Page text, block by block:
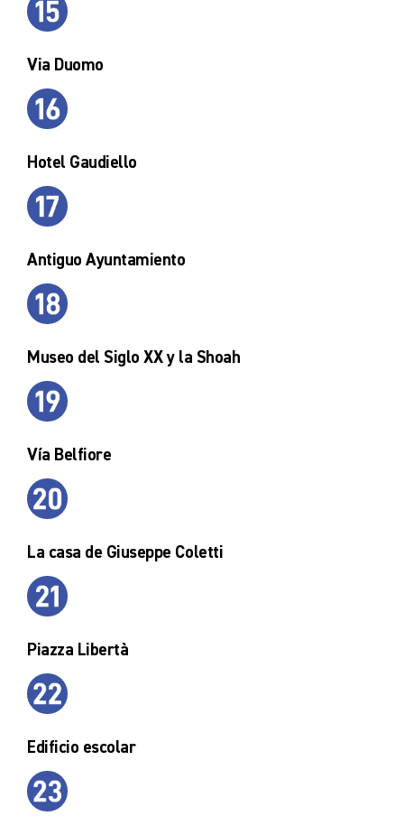
Via Duomo
Hotel Gaudiello
Antiguo Ayuntamiento
Museo del Siglo XX y la Shoah
Vía Belfiore
La casa de Giuseppe Coletti
Piazza Libertà
Edificio escolar